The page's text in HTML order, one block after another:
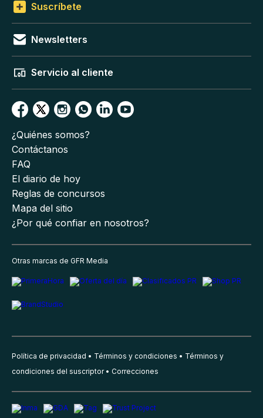
Suscríbete
Newsletters
Servicio al cliente
¿Quiénes somos?
Contáctanos
FAQ
El diario de hoy
Reglas de concursos
Mapa del sitio
¿Por qué confiar en nosotros?
Otras marcas de GFR Media
Política de privacidad Términos y condiciones
Términos y
condiciones del suscriptor
Correcciones